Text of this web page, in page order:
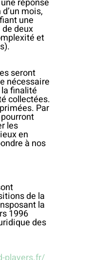
réponse
mois,
une
deux
et
seront
nécessaire
finalité
collectées.
Par
les
en
à nos
de la
la
1996
des